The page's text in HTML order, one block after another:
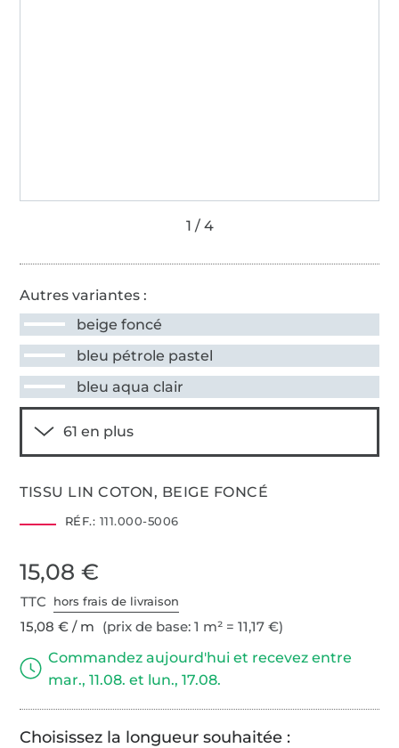
Autres variantes :
beige foncé
bleu pétrole pastel
bleu aqua clair
TISSU LIN COTON, BEIGE FONCÉ
RÉF.: 111.000-5006
15,08 €
TTC hors frais de livraison
15,08 € / m (prix de base: 1 m² = 11,17 €)
Commandez aujourd'hui et recevez entre
mar., 11.08. et lun., 17.08.
Choisissez la longueur souhaitée :